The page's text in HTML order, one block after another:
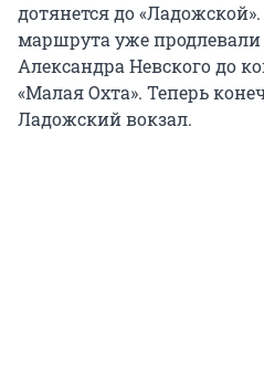
дотянется до «Ладожской».
маршрута уже продлевали
Александра Невского до
«Малая Охта». Теперь
Ладожский вокзал.